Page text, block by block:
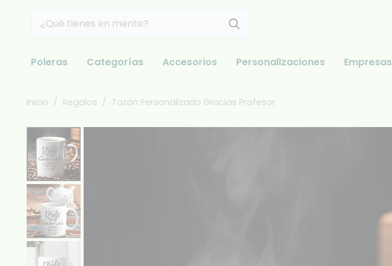
Poleras Categorías Accesorios Personalizaciones Empresas
Inicio / Regalos / Tazón Personalizado Gracias Profesor